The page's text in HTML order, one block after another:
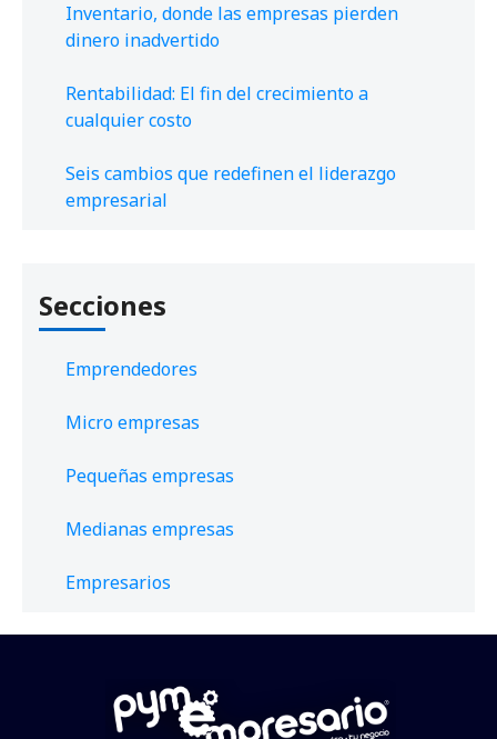
Inventario, donde las empresas pierden
dinero inadvertido
Rentabilidad: El fin del crecimiento a
cualquier costo
Seis cambios que redefinen el liderazgo
empresarial
Secciones
Emprendedores
Micro empresas
Pequeñas empresas
Medianas empresas
Empresarios